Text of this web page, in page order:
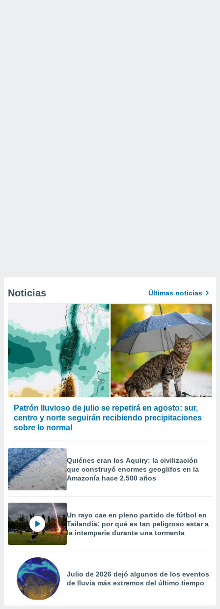
Noticias Últimas noticias
Patrón lluvioso de julio se repetirá en agosto: sur,
centro y norte seguirán recibiendo precipitaciones
sobre lo normal
Quiénes eran los Aquiry: la civilización
que construyó enormes geoglifos en la
Amazonía hace 2.500 años
Un rayo cae en pleno partido de fútbol en
Tailandia: por qué es tan peligroso estar a
la intemperie durante una tormenta
Julio de 2026 dejó algunos de los eventos
de lluvia más extremos del último tiempo